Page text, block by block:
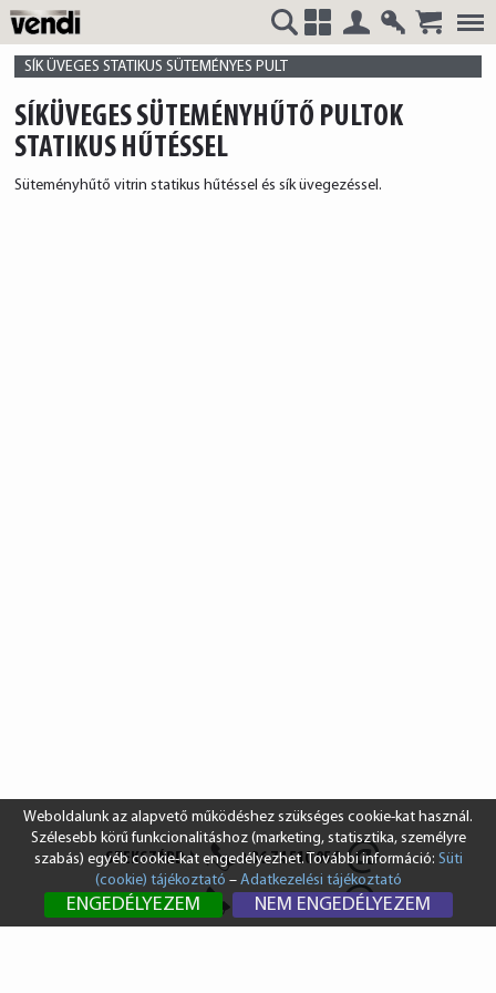
VENDI
HUNGÁRIA
SZEKSZÁRD +36 74 510 054
info@vendi.hu
BUDAPEST +36 1 431 8687
SÍK ÜVEGES STATIKUS SÜTEMÉNYES PULT
SÍKÜVEGES SÜTEMÉNYHŰTŐ PULTOK
STATIKUS HŰTÉSSEL
Süteményhűtő vitrin statikus hűtéssel és sík üvegezéssel.
Weboldalunk az alapvető működéshez szükséges cookie-kat használ.
Szélesebb körű funkcionalitáshoz (marketing, statisztika, személyre
szabás) egyéb cookie-kat engedélyezhet. További információ: Süti
(cookie) tájékoztató – Adatkezelési tájékoztató
ENGEDÉLYEZEM NEM ENGEDÉLYEZEM